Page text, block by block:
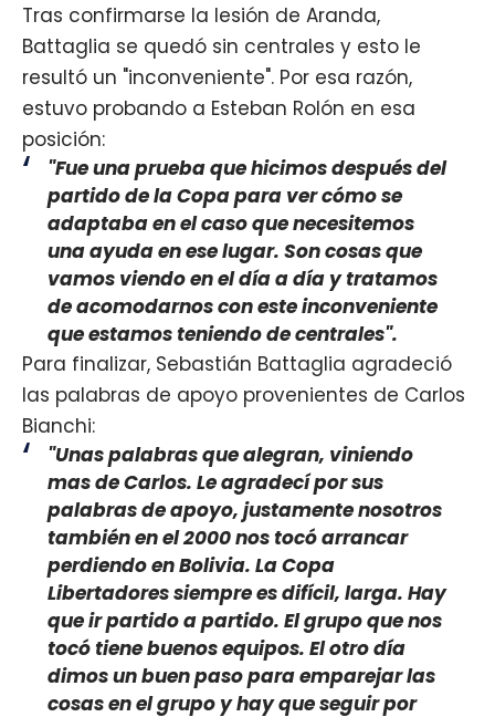
Tras confirmarse la lesión de Aranda,
Battaglia se quedó sin centrales y esto le
resultó un "inconveniente". Por esa razón,
estuvo probando a Esteban Rolón en esa
posición:
"Fue una prueba que hicimos después del
partido de la Copa para ver cómo se
adaptaba en el caso que necesitemos
una ayuda en ese lugar. Son cosas que
vamos viendo en el día a día y tratamos
de acomodarnos con este inconveniente
que estamos teniendo de centrales".
Para finalizar, Sebastián Battaglia agradeció
las palabras de apoyo provenientes de Carlos
Bianchi:
"Unas palabras que alegran, viniendo
mas de Carlos. Le agradecí por sus
palabras de apoyo, justamente nosotros
también en el 2000 nos tocó arrancar
perdiendo en Bolivia. La Copa
Libertadores siempre es difícil, larga. Hay
que ir partido a partido. El grupo que nos
tocó tiene buenos equipos. El otro día
dimos un buen paso para emparejar las
cosas en el grupo y hay que seguir por